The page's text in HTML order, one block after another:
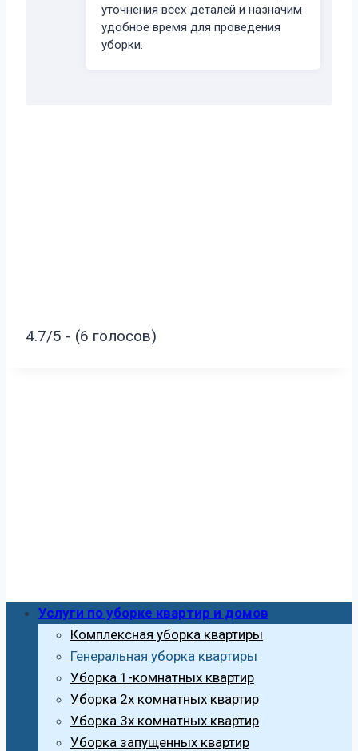
уточнения всех деталей и назначим
удобное время для проведения
уборки.
4.7/5 - (6 голосов)
Услуги по уборке квартир и домов
Комплексная уборка квартиры
Генеральная уборка квартиры
Уборка 1-комнатных квартир
Уборка 2х комнатных квартир
Уборка 3х комнатных квартир
Уборка запущенных квартир